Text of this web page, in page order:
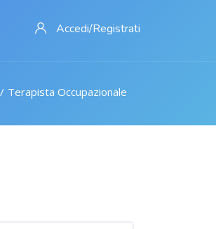
Accedi/Registrati
Terapista Occupazionale